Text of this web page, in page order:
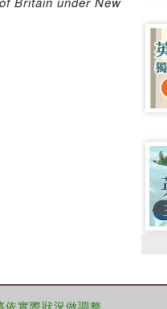
實際狀況做調整。